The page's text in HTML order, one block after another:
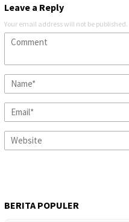
Leave a Reply
Your email address will not be published.
BERITA POPULER